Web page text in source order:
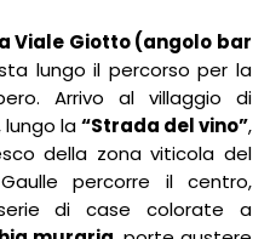
Viale Giotto (angolo bar
lungo il percorso per la
Arrivo al villaggio di
lungo la“Strada del vino”,
della zona viticola del
percorre il centro,
di case colorate a